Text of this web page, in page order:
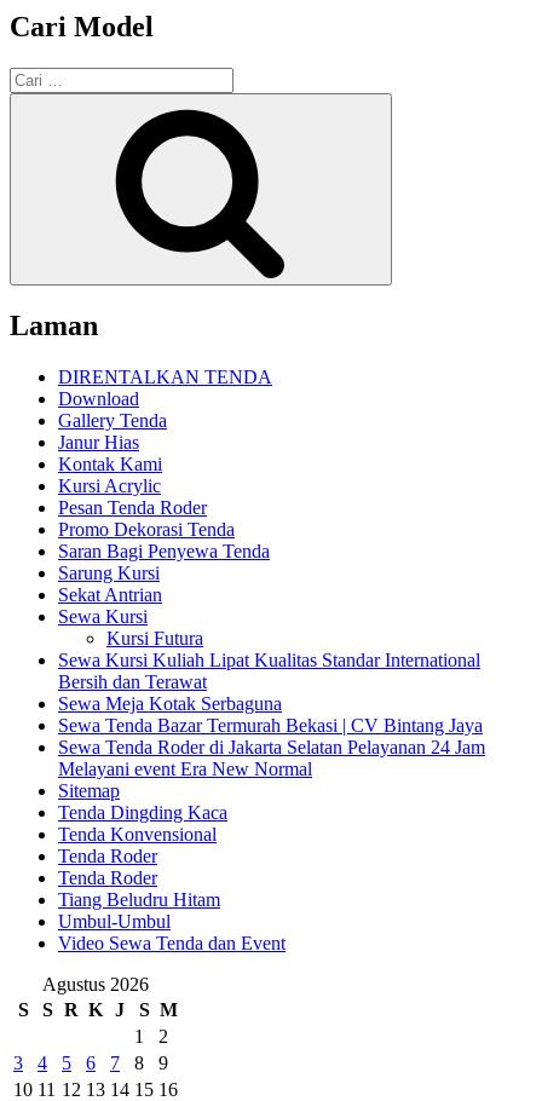
Cari Model
Pencarian
untuk:
Laman
DIRENTALKAN TENDA
Download
Gallery Tenda
Janur Hias
Kontak Kami
Kursi Acrylic
Pesan Tenda Roder
Promo Dekorasi Tenda
Saran Bagi Penyewa Tenda
Sarung Kursi
Sekat Antrian
Sewa Kursi
Kursi Futura
Sewa Kursi Kuliah Lipat Kualitas Standar International
Bersih dan Terawat
Sewa Meja Kotak Serbaguna
Sewa Tenda Bazar Termurah Bekasi | CV Bintang Jaya
Sewa Tenda Roder di Jakarta Selatan Pelayanan 24 Jam
Melayani event Era New Normal
Sitemap
Tenda Dingding Kaca
Tenda Konvensional
Tenda Roder
Tenda Roder
Tiang Beludru Hitam
Umbul-Umbul
Video Sewa Tenda dan Event
Agustus 2026
S
S R K J S M
1
2
3
4 5 6 7 8
9
10 11 12 13 14 15 16